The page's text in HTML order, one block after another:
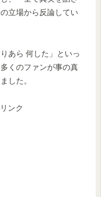
立場から反論してい
あら 何した」といっ
くのファンが事の真
した。
ンク